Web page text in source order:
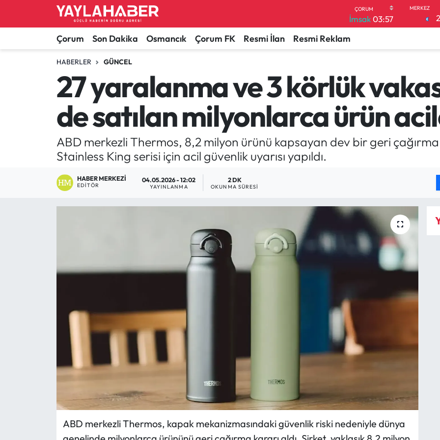
İmsak03:57
Çorum Son Dakika Osmancık Çorum FK Resmi İlan Resmi Reklam
HABERLER GÜNCEL
27 yaralanma ve 3 körlük
de satılan milyonlarca ürün
ABD merkezli Thermos, 8,2 milyon ürünü kapsayan dev bir geri
Stainless King serisi için acil güvenlik uyarısı yapıldı.
HABER MERKEZI
EDITÖR
04.05.2026 - 12:02
YAYINLANMA
2 DK
OKUNMA SÜRESI
ABD merkezli Thermos, kapak mekanizmasındaki güvenlik riski nedeniyle dünya
Alaca Haberleri
Bayat Haberleri
Bilgi - Keşfet Haberleri
Bilim ve Teknoloji
Boğazkale Haberleri
Çorum Haberleri
Çorum Son Dakika Haberleri
İskilip Haberleri
Kargı Haberleri
Laçin Haberleri
Çorum Nöbetçi Eczaneler
Çorum Hava Durumu
Çorum Namaz Vakitleri
Çorum Trafik Yoğunluk Haritası
TFF 1.Lig Puan Durumu ve Fikstür
Tüm Manşetler
Son Dakika Haberleri